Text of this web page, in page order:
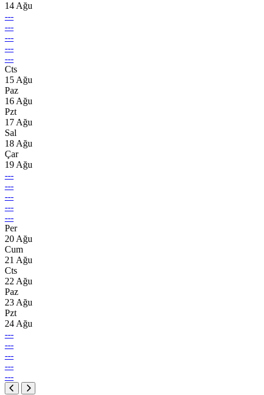
14 Ağu
---
---
---
---
---
Cts
15 Ağu
Paz
16 Ağu
Pzt
17 Ağu
Sal
18 Ağu
Çar
19 Ağu
---
---
---
---
---
Per
20 Ağu
Cum
21 Ağu
Cts
22 Ağu
Paz
23 Ağu
Pzt
24 Ağu
---
---
---
---
---